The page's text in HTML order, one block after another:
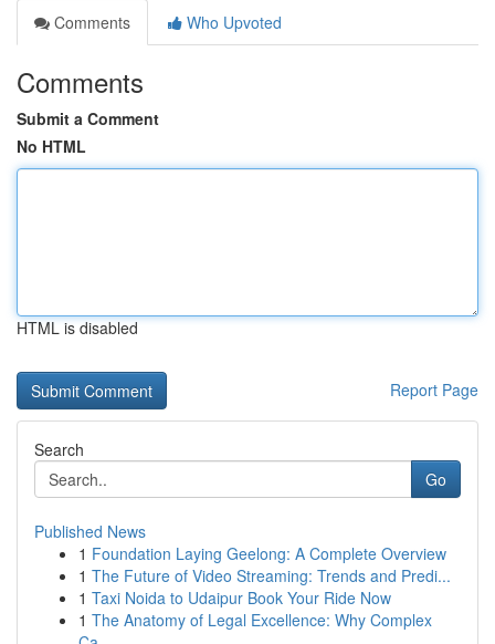
Comments
Who Upvoted
Comments
Submit a Comment
No HTML
HTML is disabled
Report Page
Search
Go
Published News
1 Foundation Laying Geelong: A Complete Overview
1 The Future of Video Streaming: Trends and Predi...
1 Taxi Noida to Udaipur Book Your Ride Now
1 The Anatomy of Legal Excellence: Why Complex